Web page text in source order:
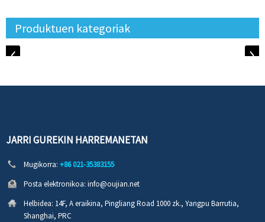
Produktuen kategoriak
JARRI GUREKIN HARREMANETAN
Mugikorra: +86 021-35383155
Posta elektronikoa: info@oujian.net
Helbidea: 14F, A eraikina, Pingliang Road 1000 zk., Yangpu Barrutia,
Shanghai, PRC